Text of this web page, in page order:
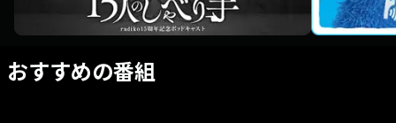
おすすめの番組